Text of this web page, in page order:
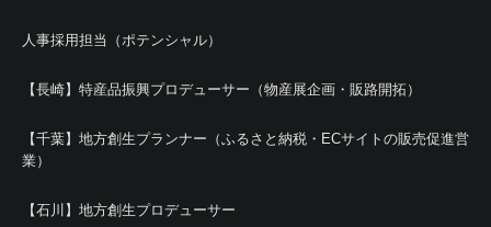
人事採用担当（ポテンシャル）
【長崎】特産品振興プロデューサー（物産展企画・販路開拓）
【千葉】地方創生プランナー（ふるさと納税・ECサイトの販売促進営
業）
【石川】地方創生プロデューサー